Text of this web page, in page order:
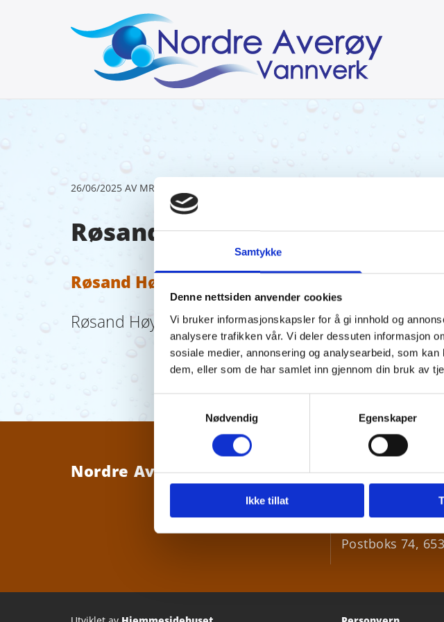
Samtykke
Denne nettsiden anvender cookies
Vi bruker informasjonskapsler for å gi innhold og
analysere trafikken vår. Vi deler dessuten informasjon
sosiale medier, annonsering og analysearbeid, som
dem, eller som de har samlet inn gjennom din bruk av
Nødvendig
Egenskaper
Ikke tillat
26/06/2025 AV MRA
Røsand Høydebasseng
Røsand Høydebasseng 27.05.25
Røsand Høydebasseng 27.05.25
Nordre Averøy Vannverk SA Besøksadresse:
Bådalsveien 73,
Postadresse:
Postboks 74,